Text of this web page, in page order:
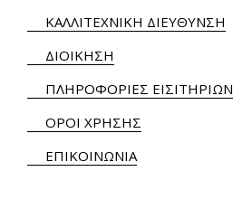
ΚΑΛΛΙΤΕΧΝΙΚΗ ΔΙΕΥΘΥΝΣΗ
ΔΙΟΙΚΗΣΗ
ΠΛΗΡΟΦΟΡΙΕΣ ΕΙΣΙΤΗΡΙΩΝ
ΟΡΟΙ ΧΡΗΣΗΣ
ΕΠΙΚΟΙΝΩΝΙΑ